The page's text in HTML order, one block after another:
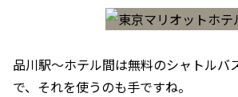
品川駅～ホテル間は無料のシャトルバ
で、それを使うのも手ですね。